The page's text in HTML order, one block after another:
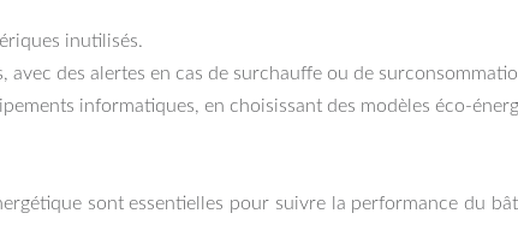
inutilisés.
des alertes en cas de surchauffe ou de
informatiques, en choisissant des modèles éco-
sont essentielles pour suivre la performance du